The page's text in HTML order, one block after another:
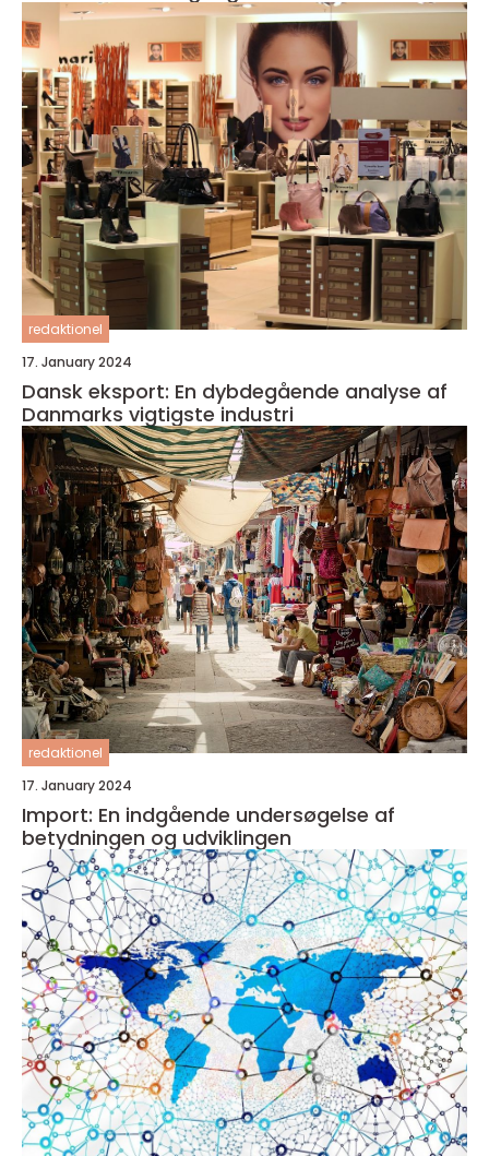
redaktionel
17. January 2024
Dansk eksport: En dybdegående analyse af
Danmarks vigtigste industri
redaktionel
17. January 2024
Import: En indgående undersøgelse af
betydningen og udviklingen